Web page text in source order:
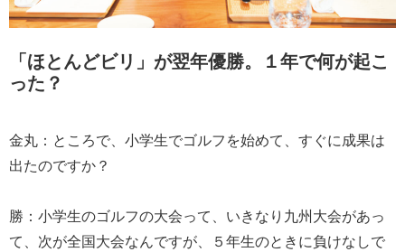
「ほとんどビリ」が翌年優勝。１年で何が起こ
った？
金丸：ところで、小学生でゴルフを始めて、すぐに成果は
出たのですか？
勝：小学生のゴルフの大会って、いきなり九州大会があっ
て、次が全国大会なんですが、５年生のときに負けなしで